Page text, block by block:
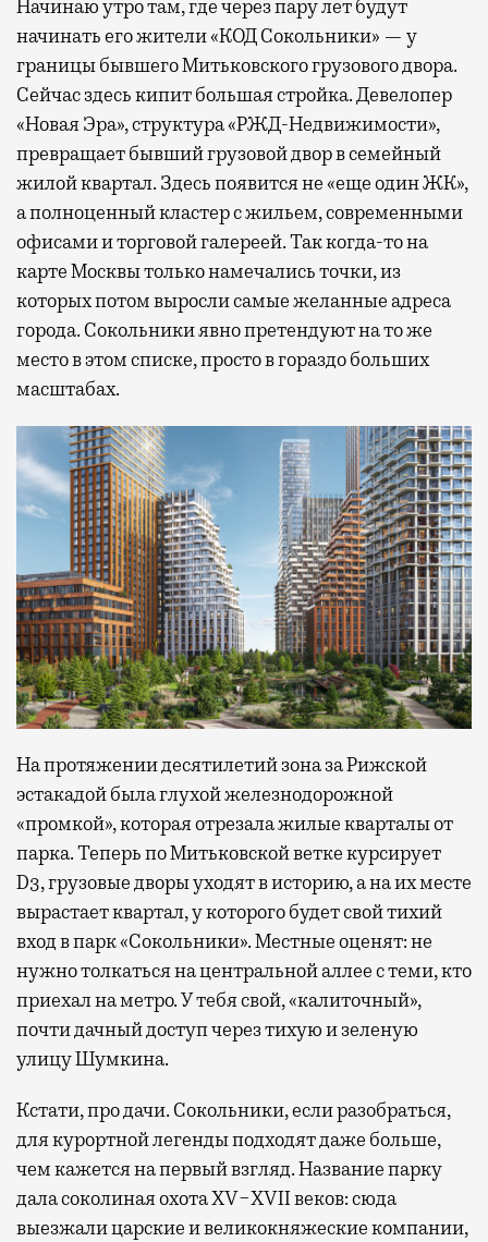
Начинаю утро там, где через пару лет будут
начинать его жители «КОД Сокольники» — у
границы бывшего Митьковского грузового двора.
Сейчас здесь кипит большая стройка. Девелопер
«Новая Эра», структура «РЖД-Недвижимости»,
превращает бывший грузовой двор в семейный
жилой квартал. Здесь появится не «еще один ЖК»,
а полноценный кластер с жильем, современными
офисами и торговой галереей. Так когда-то на
карте Москвы только намечались точки, из
которых потом выросли самые желанные адреса
города. Сокольники явно претендуют на то же
место в этом списке, просто в гораздо больших
масштабах.
На протяжении десятилетий зона за Рижской
эстакадой была глухой железнодорожной
«промкой», которая отрезала жилые кварталы от
парка. Теперь по Митьковской ветке курсирует
D3, грузовые дворы уходят в историю, а на их месте
вырастает квартал, у которого будет свой тихий
вход в парк «Сокольники». Местные оценят: не
нужно толкаться на центральной аллее с теми, кто
приехал на метро. У тебя свой, «калиточный»,
почти дачный доступ через тихую и зеленую
улицу Шумкина.
Кстати, про дачи. Сокольники, если разобраться,
для курортной легенды подходят даже больше,
чем кажется на первый взгляд. Название парку
дала соколиная охота XV−XVII веков: сюда
выезжали царские и великокняжеские компании,